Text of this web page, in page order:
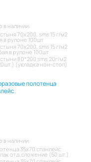
в наличии:
70х200, sms 15 г/м2
в рулоне 100шт
70х200, sms 15 г/м2
в рулоне 100шт
80*200 sms 20г/м2
(укладка нон-стоп)
полотенца
в наличии:
35х70 спанлейс
отд.сложение (50 шт.)